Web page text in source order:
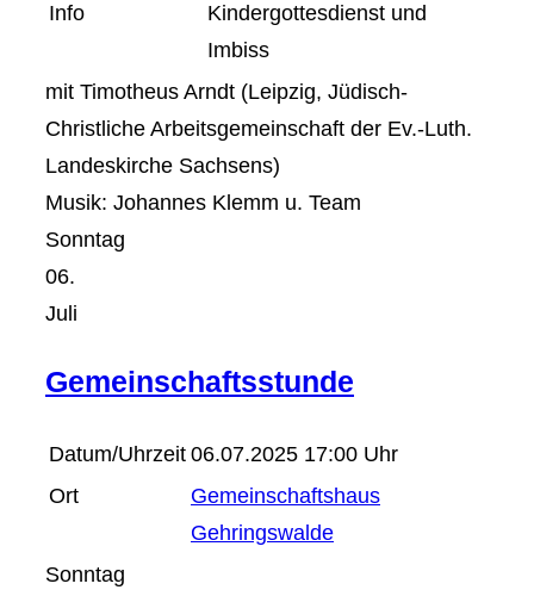
Info
Kindergottesdienst und
Imbiss
mit Timotheus Arndt (Leipzig, Jüdisch-
Christliche Arbeitsgemeinschaft der Ev.-Luth.
Landeskirche Sachsens)
Musik: Johannes Klemm u. Team
Sonntag
06.
Juli
Gemeinschaftsstunde
Datum/Uhrzeit 06.07.2025 17:00 Uhr
Ort
Gemeinschaftshaus
Gehringswalde
Sonntag